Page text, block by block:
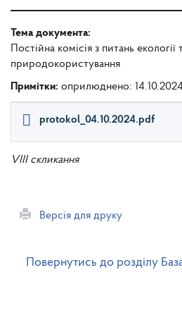
Тема документа:
Постійна комісія з питань екології
природокористування
Примітки: оприлюднено: 14.10.2024
protokol_04.10.2024.pdf
VIII скликання
Версія для друку
Повернутись до розділу